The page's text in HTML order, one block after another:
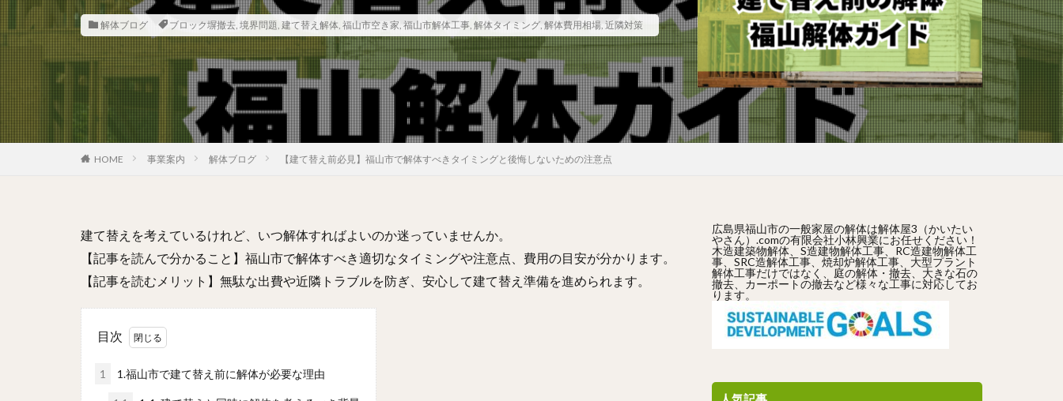
解体ブログ ブロック塀撤去, 境界問題, 建て替え解体, 福山市空き家, 福山市解体工事, 解体タイミング, 解体費用相場, 近隣対策
HOME 事業案内 解体ブログ 【建て替え前必見】福山市で解体すべきタイミングと後悔しないための注意点
建て替えを考えているけれど、いつ解体すればよいのか迷っていませんか。
【記事を読んで分かること】福山市で解体すべき適切なタイミングや注意点、費用の目安が分かります。
【記事を読むメリット】無駄な出費や近隣トラブルを防ぎ、安心して建て替え準備を進められます。
目次
1 1.福山市で建て替え前に解体が必要な理由
広島県福山市の一般家屋の解体は解体屋3（かいたい
やさん）.comの有限会社小林興業にお任せください！
木造建築物解体、S造建物解体工事、RC造建物解体工
事、SRC造解体工事、焼却炉解体工事、大型プラント
解体工事だけではなく、庭の解体・撤去、大きな石の
撤去、カーポートの撤去など様々な工事に対応してお
ります。